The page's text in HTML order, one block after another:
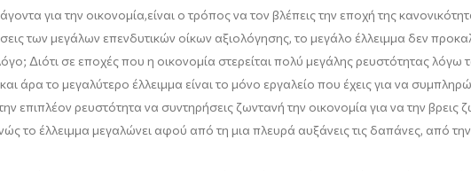
για την οικονομία,είναι ο τρόπος να τον βλέπεις την εποχή της
των μεγάλων επενδυτικών οίκων αξιολόγησης, το μεγάλο έλλειμμα δεν
Διότι σε εποχές που η οικονομία στερείται πολύ μεγάλης ρευστότητας λόγω
άρα το μεγαλύτερο έλλειμμα είναι το μόνο εργαλείο που έχεις για να
επιπλέον ρευστότητα να συντηρήσεις ζωντανή την οικονομία για να την βρεις
το έλλειμμα μεγαλώνει αφού από τη μια πλευρά αυξάνεις τις δαπάνες, από